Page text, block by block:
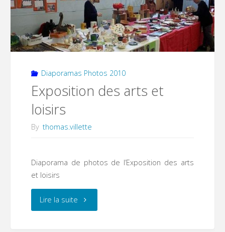
Diaporamas Photos 2010
Exposition des arts et
loisirs
By thomas.villette
Diaporama de photos de l’Exposition des arts
et loisirs
Lire la suite"Exposition